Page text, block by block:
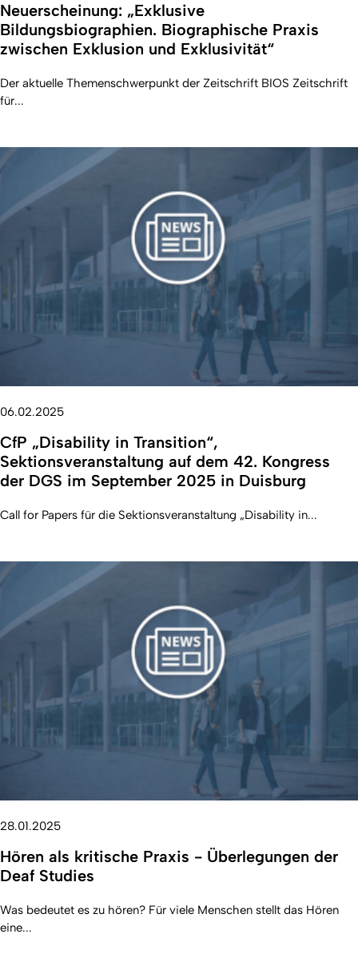
Neuerscheinung: „Exklusive
Bildungsbiographien. Biographische Praxis
zwischen Exklusion und Exklusivität“
Der aktuelle Themenschwerpunkt der Zeitschrift BIOS Zeitschrift
für...
06.02.2025
CfP „Disability in Transition“,
Sektionsveranstaltung auf dem 42. Kongress
der DGS im September 2025 in Duisburg
Call for Papers für die Sektionsveranstaltung „Disability in...
28.01.2025
Hören als kritische Praxis - Überlegungen der
Deaf Studies
Was bedeutet es zu hören? Für viele Menschen stellt das Hören
eine...